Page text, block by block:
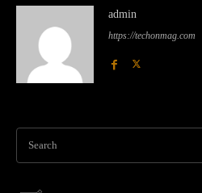
admin
https://techonmag.com
Search